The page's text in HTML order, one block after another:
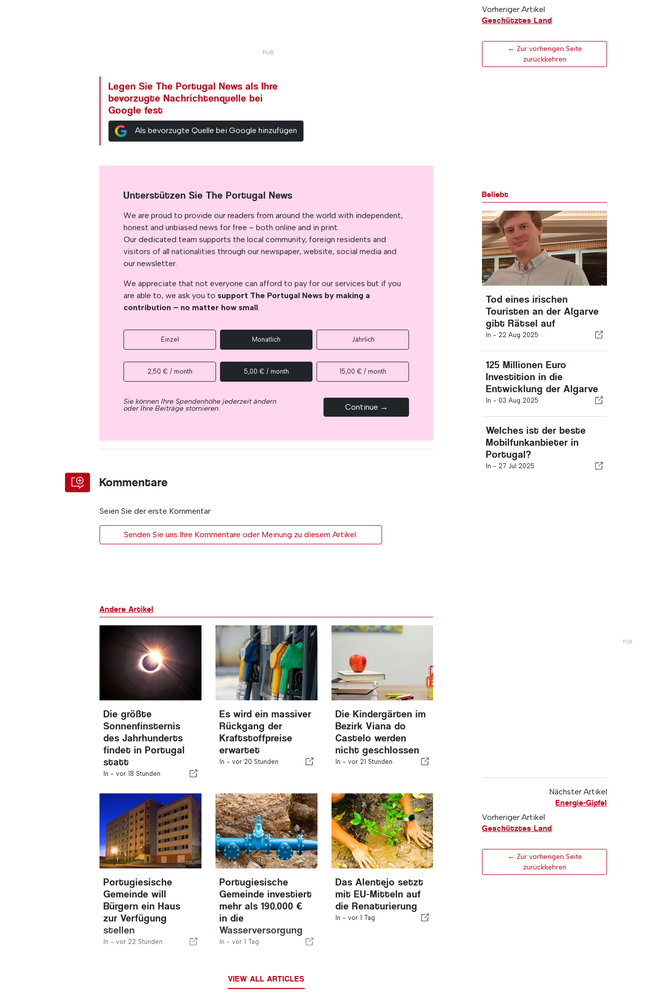
Legen Sie The Portugal News als Ihre
bevorzugte Nachrichtenquelle bei
Google fest
Als bevorzugte Quelle bei Google hinzufügen
Vorheriger Artikel
Geschütztes Land
← Zur vorherigen Seite
zurückkehren
Unterstützen Sie The Portugal News
We are proud to provide our readers from around the world with independent,
honest and unbiased news for free – both online and in print.
Our dedicated team supports the local community, foreign residents and
visitors of all nationalities through our newspaper, website, social media and
our newsletter.
We appreciate that not everyone can afford to pay for our services but if you
are able to, we ask you to support The Portugal News by making a
contribution – no matter how small.
Einzel Monatlich Jährlich
2,50 € / month 5,00 € / month 15,00 € / month
Sie können Ihre Spendenhöhe jederzeit ändern
oder Ihre Beiträge stornieren. Continue →
Kommentare
Seien Sie der erste Kommentar
Senden Sie uns Ihre Kommentare oder Meinung zu diesem Artikel.
Beliebt
Tod eines irischen
Touristen an der Algarve
gibt Rätsel auf
In - 22 Aug 2025
125 Millionen Euro
Investition in die
Entwicklung der Algarve
In - 03 Aug 2025
Welches ist der beste
Mobilfunkanbieter in
Portugal?
In - 27 Jul 2025
Andere Artikel
Die größte
Sonnenfinsternis
des Jahrhunderts
findet in Portugal
statt
In -vor 18 Stunden
Es wird ein massiver
Rückgang der
Kraftstoffpreise
erwartet
In -vor 20 Stunden
Die Kindergärten im
Bezirk Viana do
Castelo werden
nicht geschlossen
In - vor 21 Stunden
Portugiesische
Gemeinde will
Bürgern ein Haus
zur Verfügung
stellen
In -vor 22 Stunden
Portugiesische
Gemeinde investiert
mehr als 190.000 €
in die
Wasserversorgung
In -vor 1 Tag
Das Alentejo setzt
mit EU-Mitteln auf
die Renaturierung
In - vor 1 Tag
VIEW ALL ARTICLES
Nächster Artikel
Energie-Gipfel
Vorheriger Artikel
Geschütztes Land
← Zur vorherigen Seite
zurückkehren